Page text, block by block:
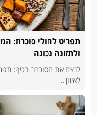
תפריט לחולי סוכרת:
ולתזונה נכונה
לנצח את הסוכרת בכיף:
לאיזון...